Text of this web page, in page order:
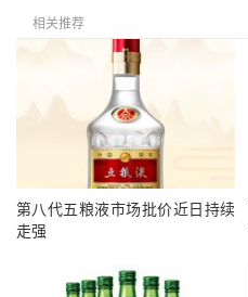
相关推荐
第八代五粮液市场批价近日持续
走强